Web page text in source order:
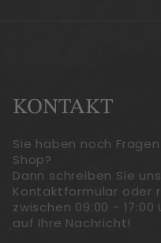
KONTAKT
Sie haben noch
Shop?
Dann schreiben Sie
Kontaktformular oder
zwischen 09:00 -
auf Ihre Nachricht!